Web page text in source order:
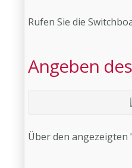
Rufen Sie die
Angeben
Über den angezeigten